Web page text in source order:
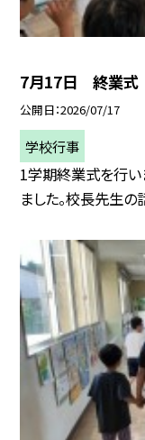
7月17日 終業式
公開日 2026/07/17
学校行事
1学期終業式を行い
ました。校長先生